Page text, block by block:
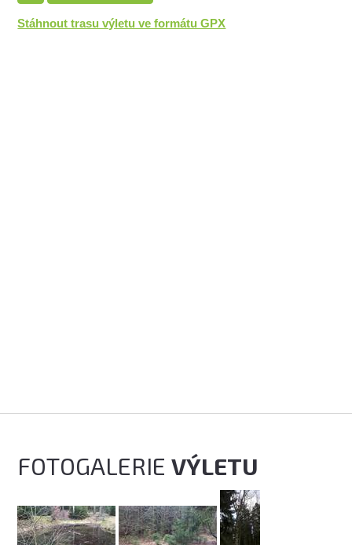
Stáhnout trasu výletu ve formátu GPX
FOTOGALERIEVÝLETU